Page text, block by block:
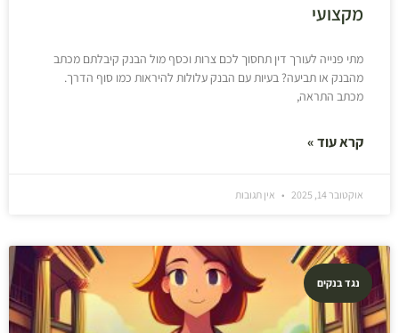
מקצועי
מתי פנייה לעורך דין תחסוך לכם צרות וכסף מול הבנק קיבלתם מכתב
מהבנק או תביעה? בעיות עם הבנק עלולות להיראות כמו סוף הדרך.
מכתב התראה,
קרא עוד »
אוקטובר 14, 2025 אין תגובות
נגד בנקים